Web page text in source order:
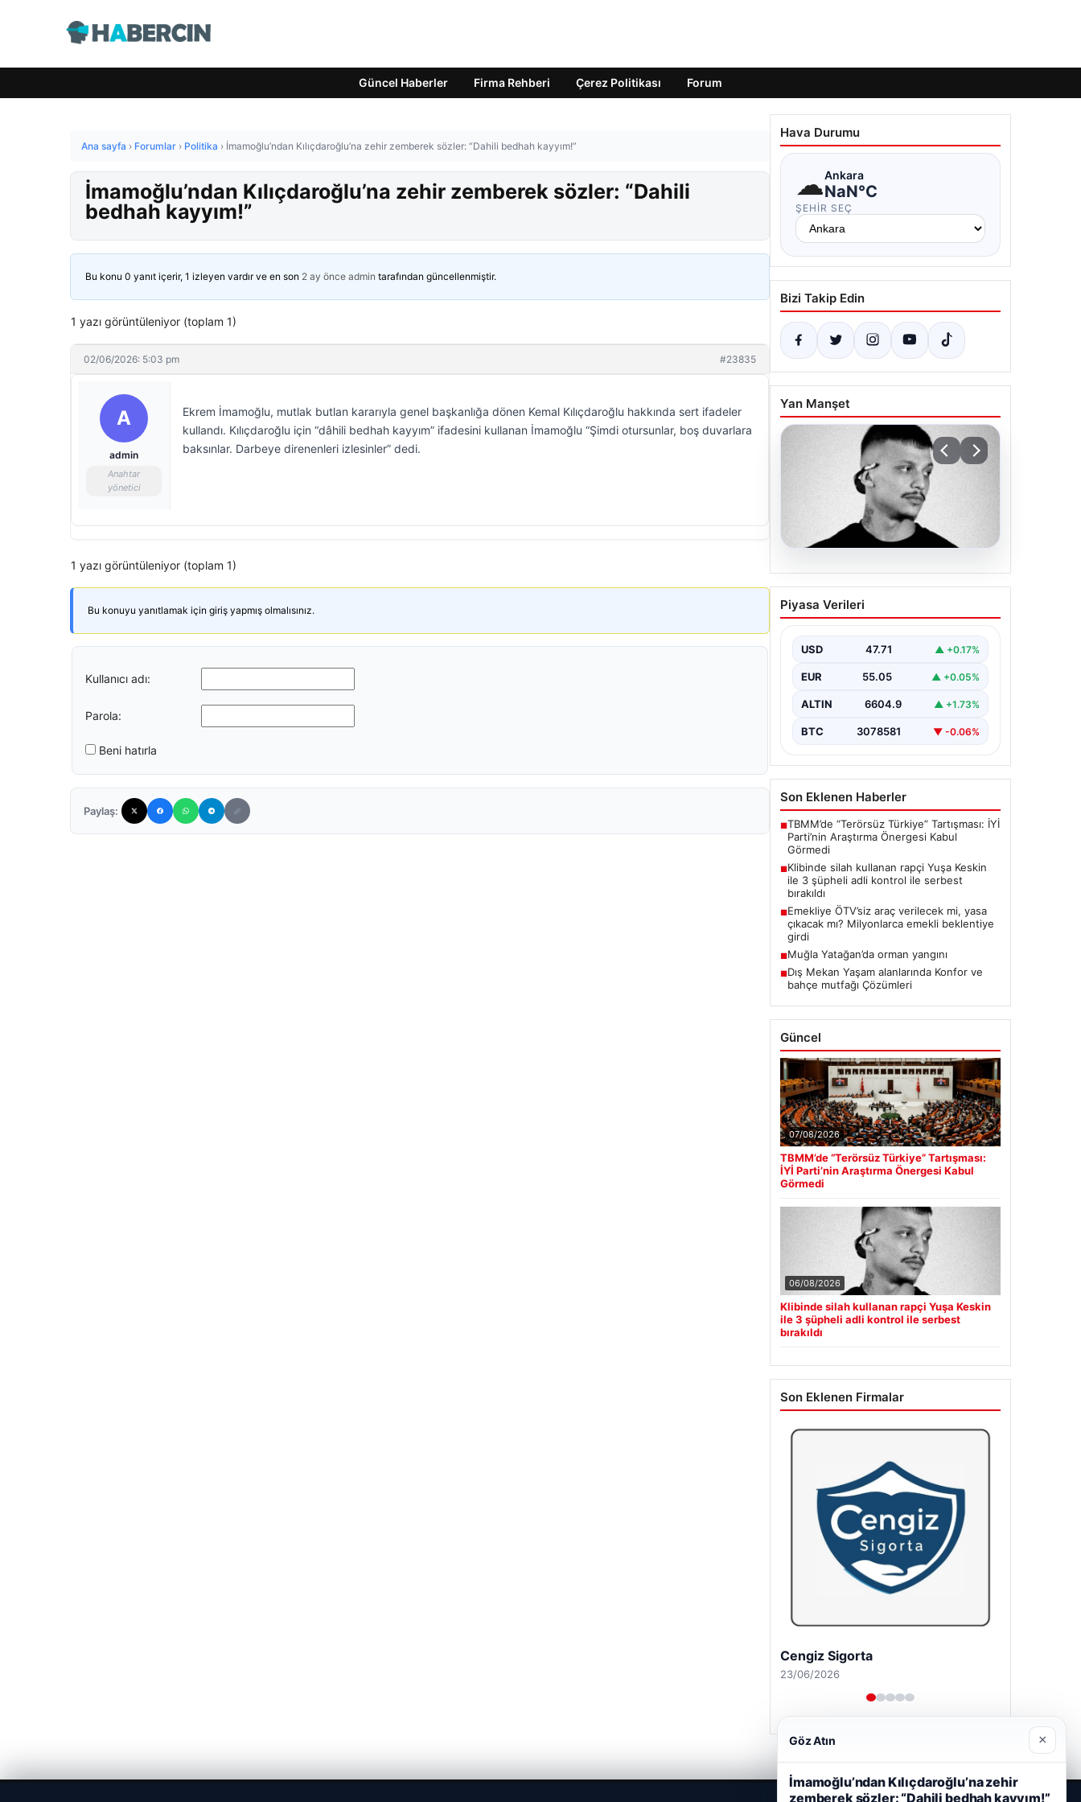
Güncel Haberler Firma Rehberi Çerez Politikası Forum
Ana sayfa › Forumlar › Politika › İmamoğlu’ndan Kılıçdaroğlu’na zehir zemberek sözler: “Dahili bedhah kayyım!”
İmamoğlu’ndan Kılıçdaroğlu’na zehir zemberek sözler: “Dahili
bedhah kayyım!”
Bu konu 0 yanıt içerir, 1 izleyen vardır ve en son 2 ay önce admin tarafından güncellenmiştir.
1 yazı görüntüleniyor (toplam 1)
02/06/2026: 5:03 pm #23835
A
admin
Anahtar
yönetici
Ekrem İmamoğlu, mutlak butlan kararıyla genel başkanlığa dönen Kemal Kılıçdaroğlu hakkında sert ifadeler
kullandı. Kılıçdaroğlu için “dâhili bedhah kayyım” ifadesini kullanan İmamoğlu “Şimdi otursunlar, boş duvarlara
baksınlar. Darbeye direnenleri izlesinler” dedi.
1 yazı görüntüleniyor (toplam 1)
Bu konuyu yanıtlamak için giriş yapmış olmalısınız.
Kullanıcı adı:
Parola:
Beni hatırla
Paylaş:
Hava Durumu
☁Ankara
NaN°C
ŞEHIR SEÇ
Bizi Takip Edin
Yan Manşet
06.08.2026
Klibinde silah kullanan
rapçi Yuşa Keskin ile 3
serbest bırakıldı
Piyasa Verileri
USD 47.71 ▲ +0.17%
EUR 55.05 ▲ +0.05%
ALTIN 6604.9 ▲ +1.73%
BTC 3078581 ▼ -0.06%
Son Eklenen Haberler
■TBMM’de “Terörsüz Türkiye” Tartışması: İYİ
Parti’nin Araştırma Önergesi Kabul
Görmedi
■Klibinde silah kullanan rapçi Yuşa Keskin
ile 3 şüpheli adli kontrol ile serbest
bırakıldı
■Emekliye ÖTV’siz araç verilecek mi, yasa
çıkacak mı? Milyonlarca emekli beklentiye
girdi
■Muğla Yatağan’da orman yangını
■Dış Mekan Yaşam alanlarında Konfor ve
bahçe mutfağı Çözümleri
Güncel
07/08/2026
TBMM’de “Terörsüz Türkiye” Tartışması:
İYİ Parti’nin Araştırma Önergesi Kabul
Görmedi
06/08/2026
Klibinde silah kullanan rapçi Yuşa Keskin
ile 3 şüpheli adli kontrol ile serbest
bırakıldı
Son Eklenen Firmalar
Cengiz Sigorta
23/06/2026
Göz Atın ×
İmamoğlu’ndan Kılıçdaroğlu’na zehir
zemberek sözler: “Dahili bedhah kayyım!”